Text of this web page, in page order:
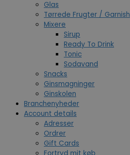
Glas
Tørrede Frugter / Garnish
Mixere
Sirup
Ready To Drink
Tonic
Sodavand
Snacks
Ginsmagninger
Ginskolen
Branchenyheder
Account details
Adresser
Ordrer
Gift Cards